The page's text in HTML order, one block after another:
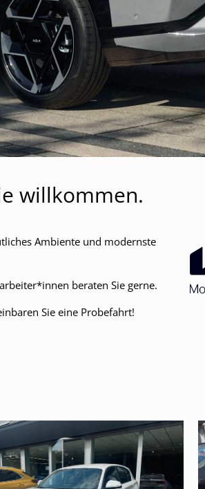
willkommen.
Ambiente und modernste
beraten Sie gerne.
Sie eine Probefahrt!